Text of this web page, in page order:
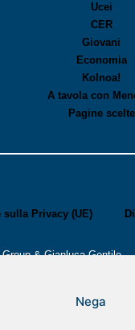
Nega
Ucei
CER
Giovani
Economia
Kolnoa!
A tavola con
Pagine scelte
sulla Privacy (UE)
Group&Gianluca Gentile